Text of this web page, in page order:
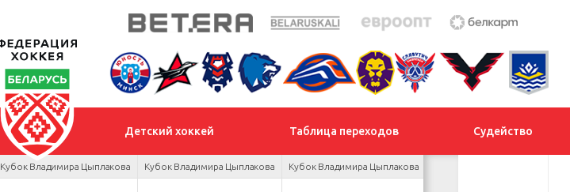
Детский хоккей Таблица переходов Судейство
Кубок Владимира Цыплакова Кубок Владимира Цыплакова Кубок Владимира Цыплакова